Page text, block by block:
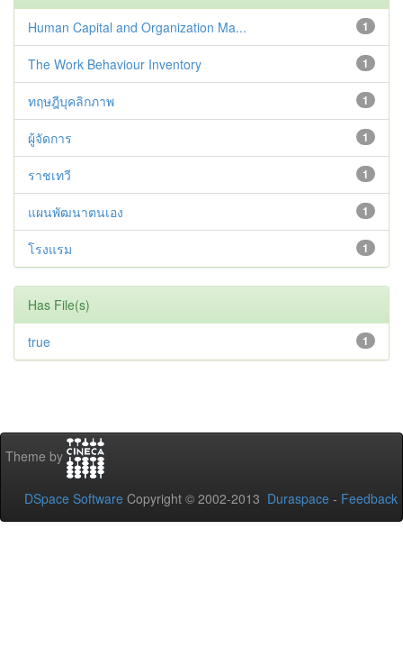
1
Human Capital and Organization Ma...
1
The Work Behaviour Inventory
1
ทฤษฎีบุคลิกภาพ
1
ผู้จัดการ
1
ราชเทวี
1
แผนพัฒนาตนเอง
1
โรงแรม
Has File(s)
1
true
Theme by
DSpace Software Copyright © 2002-2013 Duraspace - Feedback